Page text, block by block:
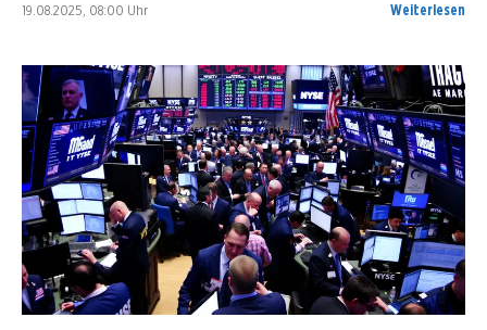
19.08.2025, 08:00 Uhr Weiterlesen